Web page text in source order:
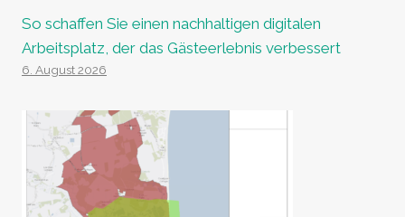
So schaffen Sie einen nachhaltigen digitalen
Arbeitsplatz, der das Gästeerlebnis verbessert
6. August 2026